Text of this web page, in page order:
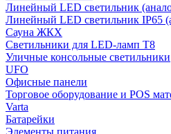
Линейный LED светильник
Линейный LED светильник IP65
Сауна ЖКХ
Светильники для LED-ламп T8
Уличные консольные светильники
UFO
Офисные панели
Торговое оборудование и POS
Varta
Батарейки
Элементы питания